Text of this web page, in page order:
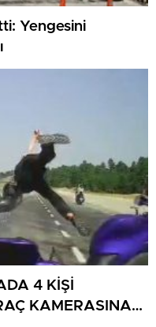
Yengesini
4 KİŞİ
KAMERASINA